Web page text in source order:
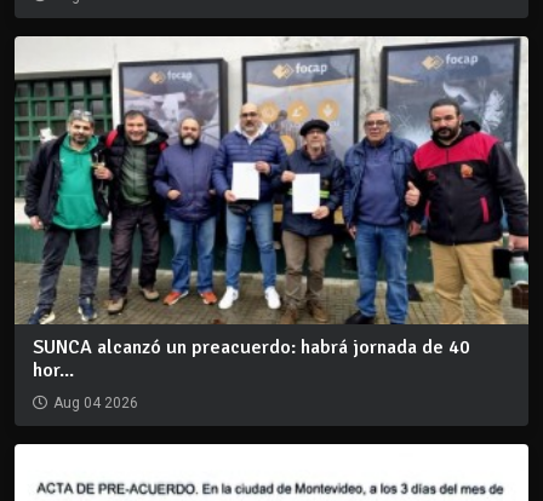
SUNCA alcanzó un preacuerdo: habrá jornada de 40
hor...
Aug 04 2026